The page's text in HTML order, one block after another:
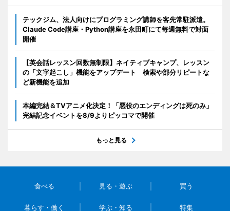
テックジム、法人向けにプログラミング講師を客先常駐派遣。
Claude Code講座・Python講座を永田町にて毎週無料で対面
開催
【英会話レッスン回数無制限】ネイティブキャンプ、レッスン
の「文字起こし」機能をアップデート 検索や部分リピートな
ど新機能を追加
本編完結＆TVアニメ化決定！「悪役のエンディングは死のみ」
完結記念イベントを8/9よりピッコマで開催
もっと見る
食べる 見る・遊ぶ 買う
暮らす・働く 学ぶ・知る 特集